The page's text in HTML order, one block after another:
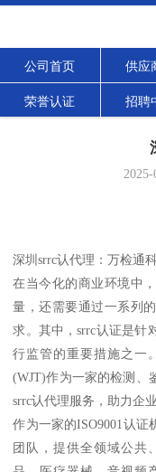
公司首页 供应
荣誉认证 招聘
2025-
深圳srrc认代理：万检通
在当今化的商业环境中
量，还需要通过一系列
求。其中，srrc认证是针
行监管的重要措施之一
(WJT)作为一家的检测、
srrc认代理服务，助力企
作为一家的ISO9001认
团队，提供全领域公共